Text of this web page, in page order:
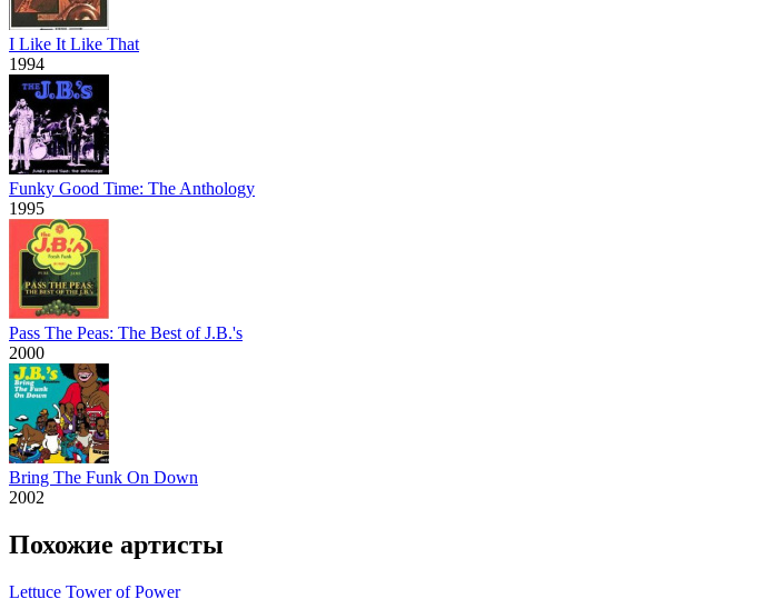
I Like It Like That
1994
Funky Good Time: The Anthology
1995
Pass The Peas: The Best of J.B.'s
2000
Bring The Funk On Down
2002
Похожие артисты
Lettuce Tower of Power